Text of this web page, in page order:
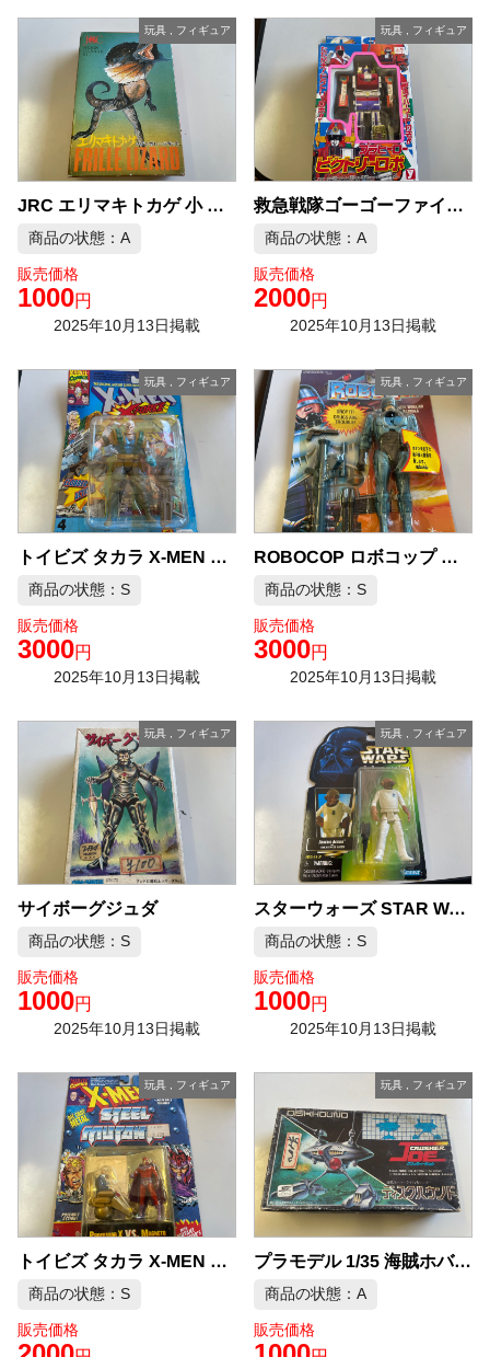
玩具, フィギュア
JRC エリマキトカゲ 小 レジン ガレージキット
商品の状態：A
販売価格
1000円
2025年10月13日掲載
玩具 フィギュア
救急戦隊ゴーゴーファイブ プラヒーロービクトリーロボ
商品の状態：A
販売価格
2000円
2025年10月13日掲載
玩具, フィギュア
トイビズ タカラ X-MEN Xパワー ケーブル アクションフィギュア
商品の状態：S
販売価格
3000円
2025年10月13日掲載
玩具 フィギュア
ROBOCOP ロボコップ トーキング フィギュア
商品の状態：S
販売価格
3000円
2025年10月13日掲載
玩具, フィギュア
サイボーグジュダ
商品の状態：S
販売価格
1000円
2025年10月13日掲載
玩具 フィギュア
スターウォーズ STAR WARS THE POWER OF THE FORCE アクバー提督
商品の状態：S
販売価格
1000円
2025年10月13日掲載
玩具, フィギュア
トイビズ タカラ X-MEN スティール ミュータント プロフェッサーX VS マグニート ダイキャスト フィギュア
商品の状態：S
販売価格
玩具 , フィギュア
プラモデル 1/35 海賊ホバークラフト型ハンター ディスクハウンド 「クラッシャージョウ」 スケールアニメコレクションNo.9
商品の状態：A
販売価格